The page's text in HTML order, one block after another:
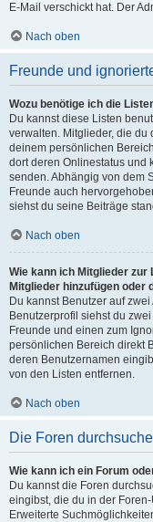
E-Mail verschickt hat. Der
Nach oben
Freunde und
Wozu benötige ich die
Du kannst diese Listen
verwalten. Mitglieder, die du
deinem persönlichen
dort deren Onlinestatus und
senden. Abhängig von dem
Freunde auch
siehst du seine Beiträge
Nach oben
Wie kann ich Mitglieder
Mitglieder hinzufügen oder
Du kannst Benutzer auf
Benutzerprofil siehst du
Freunde und einen zum
persönlichen Bereich direkt
deren Benutzernamen
von den Listen entfernen.
Nach oben
Die Foren
Wie kann ich ein Forum
Du kannst die Foren
eingibst, die du in der
Erweiterte